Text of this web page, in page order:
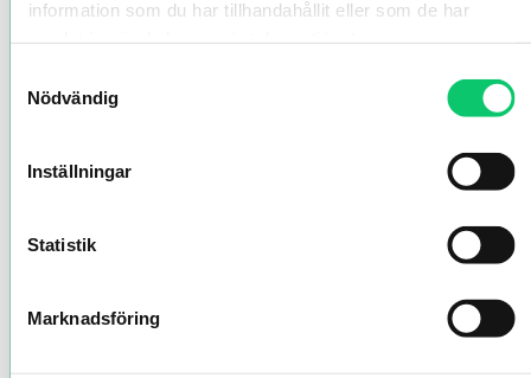
information som du har tillhandahållit eller som de har
Nödvändig
Inställningar
Statistik
Marknadsföring